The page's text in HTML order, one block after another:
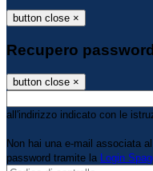
button close ×
Recupero
button close ×
all'indirizzo indicato con le
Non hai una e-mail associata
password tramite la Login